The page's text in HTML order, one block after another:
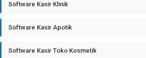
Software Kasir Klinik
Software Kasir Apotik
Software Kasir Toko Kosmetik